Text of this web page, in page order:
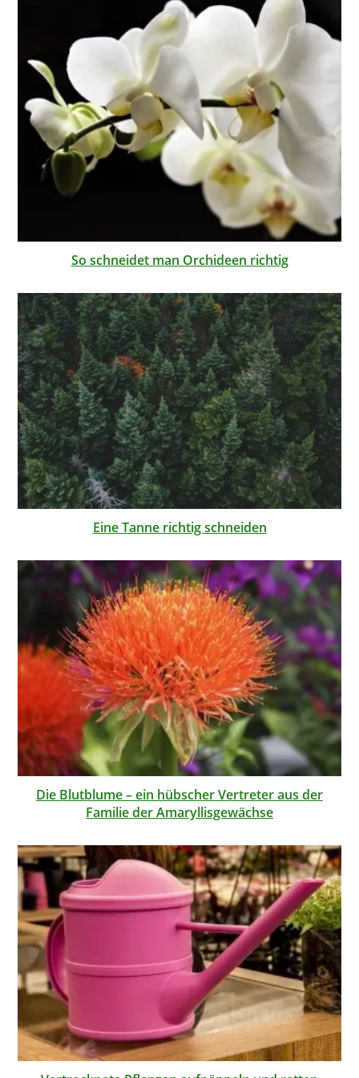
So schneidet man Orchideen richtig
Eine Tanne richtig schneiden
Die Blutblume – ein hübscher Vertreter aus der
Familie der Amaryllisgewächse